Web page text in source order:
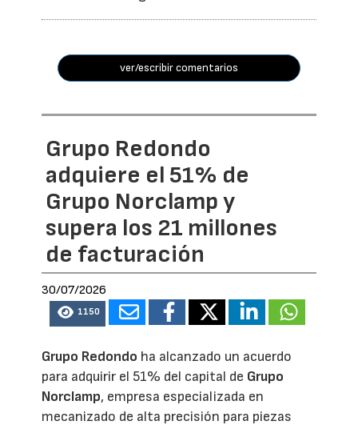
ver/escribir comentarios
Grupo Redondo
adquiere el 51% de
Grupo Norclamp y
supera los 21 millones
de facturación
30/07/2026
1150
Grupo Redondo ha alcanzado un acuerdo
para adquirir el 51% del capital de Grupo
Norclamp, empresa especializada en
mecanizado de alta precisión para piezas